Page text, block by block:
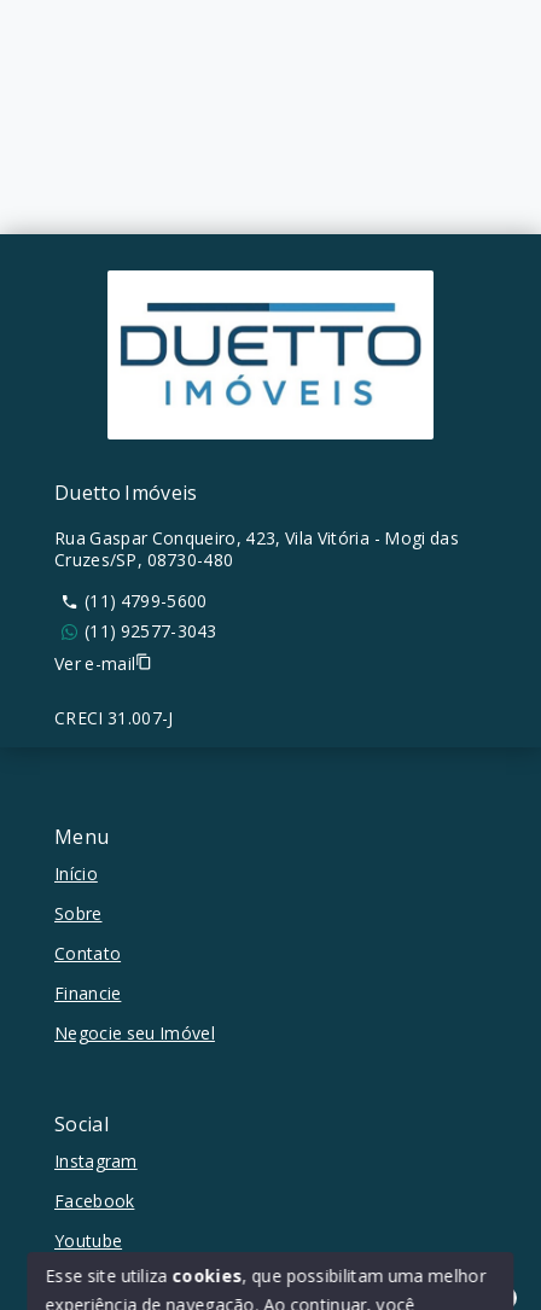
Menu
Início
Sobre
Contato
Financie
Negocie seu Imóvel
Social
Instagram
Facebook
Youtube
Duetto Imóveis
Rua Gaspar Conqueiro, 423, Vila Vitória - Mogi das
Cruzes/SP, 08730-480
(11) 4799-5600
(11) 92577-3043
Ver e-mail
CRECI 31.007-J
Esse site utiliza cookies, que possibilitam uma melhor
experiência de navegação. Ao continuar, você